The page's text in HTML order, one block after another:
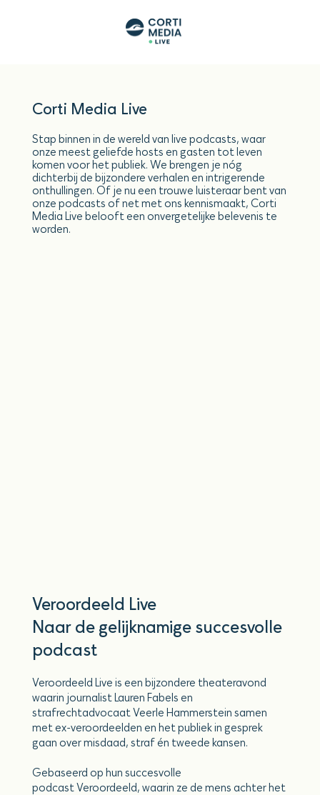
Corti Media Live
Stap binnen in de wereld van live podcasts, waar
onze meest geliefde hosts en gasten tot leven
komen voor het publiek. We brengen je nóg
dichterbij de bijzondere verhalen en intrigerende
onthullingen. Of je nu een trouwe luisteraar bent van
onze podcasts of net met ons kennismaakt, Corti
Media Live belooft een onvergetelijke belevenis te
worden.
Veroordeeld Live
Naar de gelijknamige succesvolle
podcast
Veroordeeld Live is een bijzondere theateravond
waarin journalist Lauren Fabels en
strafrechtadvocaat Veerle Hammerstein samen
met ex-veroordeelden en het publiek in gesprek
gaan over misdaad, straf én tweede kansen.
Gebaseerd op hun succesvolle
podcast Veroordeeld, waarin ze de mens achter het